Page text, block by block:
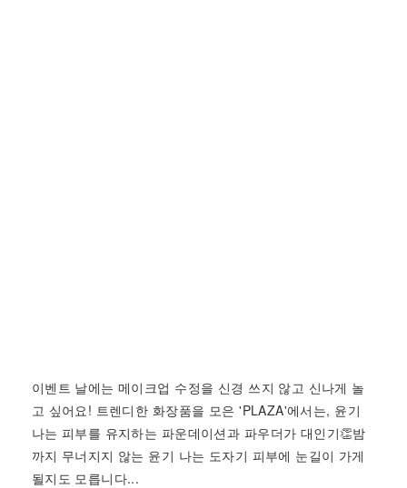
이벤트 날에는 메이크업 수정을 신경 쓰지 않고 신나게 놀
고 싶어요! 트렌디한 화장품을 모은 'PLAZA'에서는, 윤기
나는 피부를 유지하는 파운데이션과 파우더가 대인기👏밤
까지 무너지지 않는 윤기 나는 도자기 피부에 눈길이 가게
될지도 모릅니다...